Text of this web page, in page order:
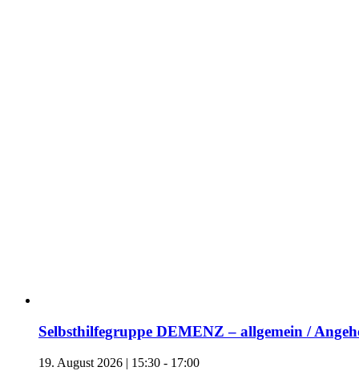
Selbsthilfegruppe DEMENZ – allgemein /
19. August 2026 | 15:30 - 17:00